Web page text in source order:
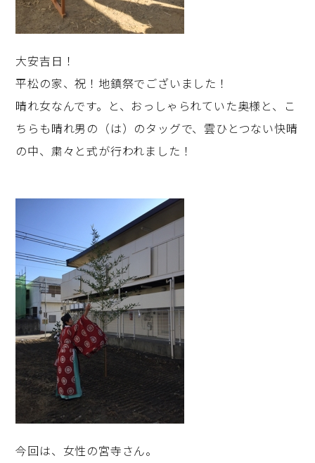
大安吉日！
平松の家、祝！地鎮祭でございました！
晴れ女なんです。と、おっしゃられていた奥様と、こ
ちらも晴れ男の（は）のタッグで、雲ひとつない快晴
の中、粛々と式が行われました！
今回は、女性の宮寺さん。